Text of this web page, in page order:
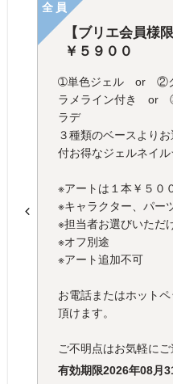
全員
【ブリエ会員
￥５９００
➀単色ジェル or ②ク
ラメライン付き or
ラデ
３種類のベースより
付お得なジェルネイ
※アートは１本￥５０
※キャラクター、パー
※担当者お選びいただ
※オフ別途
※アート追加不可
お電話またはホット
頂けます。
ご不明点はお気軽にご
有効期限2026年08月